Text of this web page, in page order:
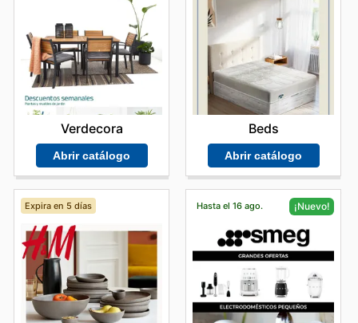
Verdecora
Abrir catálogo
Beds
Abrir catálogo
Expira en 5 días Hasta el 16 ago. ¡Nuevo!